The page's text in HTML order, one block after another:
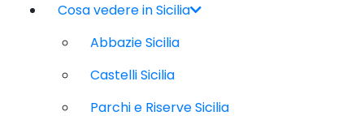
Cosa vedere in Sicilia
Abbazie Sicilia
Castelli Sicilia
Parchi e Riserve Sicilia